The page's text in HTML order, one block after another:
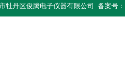
牡丹区俊腾电子仪器有限公司 备案号